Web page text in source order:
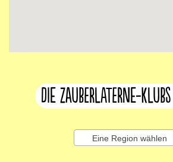
Die Zauberlaterne-
Eine Region wählen